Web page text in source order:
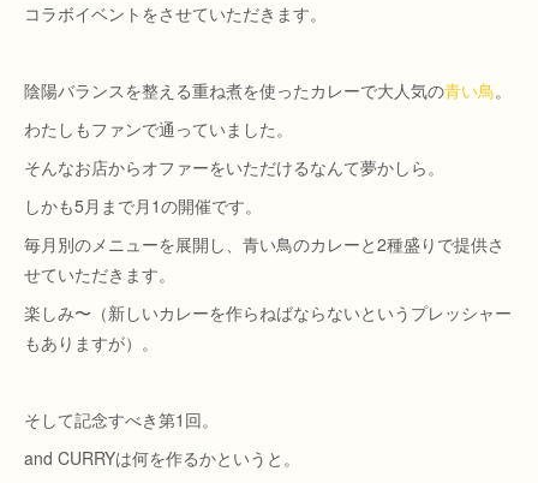
コラボイベントをさせていただきます。
陰陽バランスを整える重ね煮を使ったカレーで大人気の青い鳥。
わたしもファンで通っていました。
そんなお店からオファーをいただけるなんて夢かしら。
しかも5月まで月1の開催です。
毎月別のメニューを展開し、青い鳥のカレーと2種盛りで提供さ
せていただきます。
楽しみ〜（新しいカレーを作らねばならないというプレッシャー
もありますが）。
そして記念すべき第1回。
and CURRYは何を作るかというと。